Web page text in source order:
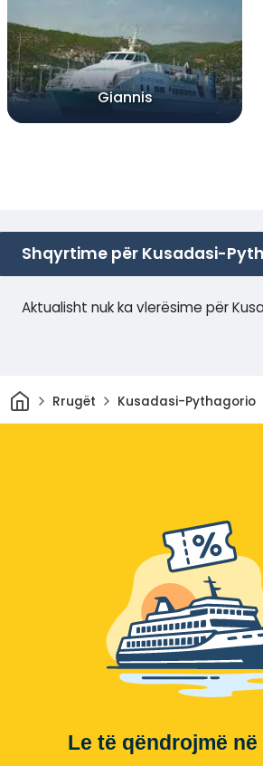
Giannis
Shqyrtime për Kusadasi-
Aktualisht nuk ka vlerësime për
ShtëpiRrugët Kusadasi-Pythagorio
Le të qëndrojmë